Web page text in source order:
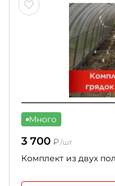
Много
3 700 ₽/шт
Комплект из двух